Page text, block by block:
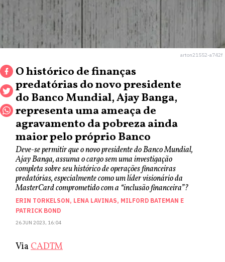
arton21552-a742f
O histórico de finanças
predatórias do novo presidente
do Banco Mundial, Ajay Banga,
representa uma ameaça de
agravamento da pobreza ainda
maior pelo próprio Banco
Deve-se permitir que o novo presidente do Banco Mundial,
Ajay Banga, assuma o cargo sem uma investigação
completa sobre seu histórico de operações financeiras
predatórias, especialmente como um líder visionário da
MasterCard comprometido com a “inclusão financeira”?
ERIN TORKELSON, LENA LAVINAS, MILFORD BATEMAN E
PATRICK BOND
26 JUN 2023, 16:04
Via CADTM